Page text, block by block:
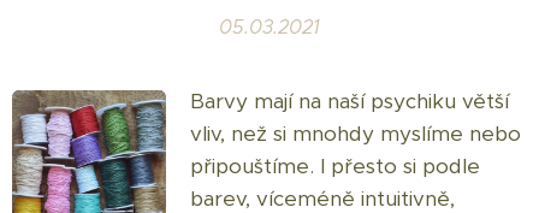
05.03.2021
Barvy mají na naší psychiku větší
vliv, než si mnohdy myslíme nebo
připouštíme. I přesto si podle
barev, víceméně intuitivně,